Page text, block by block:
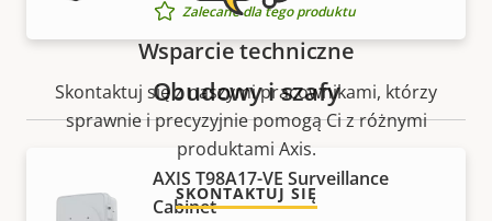
Zalecane dla tego produktu
Obudowy i szafy
AXIS T98A17-VE Surveillance
Cabinet
Wsparcie techniczne
Skontaktuj się z naszymi pracownikami, którzy
sprawnie i precyzyjnie pomogą Ci z różnymi
produktami Axis.
SKONTAKTUJ SIĘ